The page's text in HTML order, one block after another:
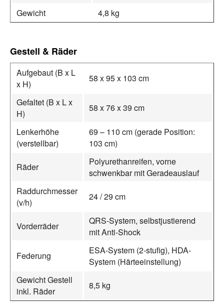
Gewicht
4,8 kg
Gestell & Räder
Aufgebaut (B x L
x H)
58 x 95 x 103 cm
Gefaltet (B x L x
H)
58 x 76 x 39 cm
Lenkerhöhe
(verstellbar)
69 – 110 cm (gerade Position:
103 cm)
Räder
Polyurethanreifen, vorne
schwenkbar mit Geradeauslauf
Raddurchmesser
(v/h)
24 / 29 cm
Vorderräder
QRS-System, selbstjustierend
mit Anti-Shock
Federung
ESA-System (2-stufig), HDA-
System (Härteeinstellung)
Gewicht Gestell
inkl. Räder
8,5 kg